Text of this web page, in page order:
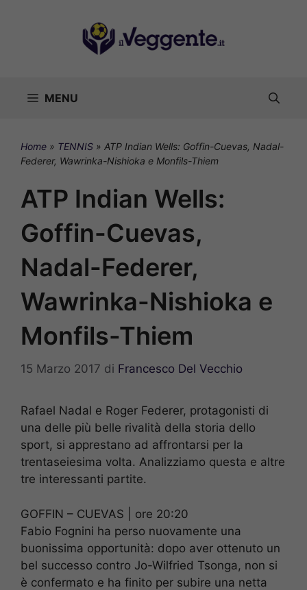
MENU
Home » TENNIS » ATP Indian Wells: Goffin-Cuevas, Nadal-
Federer, Wawrinka-Nishioka e Monfils-Thiem
ATP Indian Wells:
Goffin-Cuevas,
Nadal-Federer,
Wawrinka-Nishioka e
Monfils-Thiem
15 Marzo 2017 di Francesco Del Vecchio
Rafael Nadal e Roger Federer, protagonisti di
una delle più belle rivalità della storia dello
sport, si apprestano ad affrontarsi per la
trentaseiesima volta. Analizziamo questa e altre
tre interessanti partite.
GOFFIN – CUEVAS | ore 20:20
Fabio Fognini ha perso nuovamente una
buonissima opportunità: dopo aver ottenuto un
bel successo contro Jo-Wilfried Tsonga, non si
è confermato e ha finito per subire una netta